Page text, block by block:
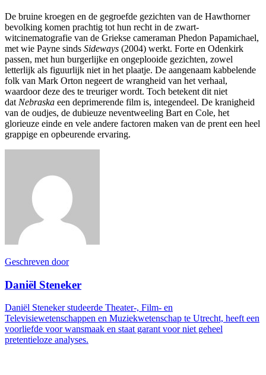
De bruine kroegen en de gegroefde gezichten van de Hawthorner
bevolking komen prachtig tot hun recht in de zwart-
witcinematografie van de Griekse cameraman Phedon Papamichael,
met wie Payne sinds Sideways (2004) werkt. Forte en Odenkirk
passen, met hun burgerlijke en ongeplooide gezichten, zowel
letterlijk als figuurlijk niet in het plaatje. De aangenaam kabbelende
folk van Mark Orton negeert de wrangheid van het verhaal,
waardoor deze des te treuriger wordt. Toch betekent dit niet
dat Nebraska een deprimerende film is, integendeel. De kranigheid
van de oudjes, de dubieuze neventweeling Bart en Cole, het
glorieuze einde en vele andere factoren maken van de prent een heel
grappige en opbeurende ervaring.
Geschreven door
Daniël Steneker
Daniël Steneker studeerde Theater-, Film- en
Televisiewetenschappen en Muziekwetenschap te Utrecht, heeft een
voorliefde voor wansmaak en staat garant voor niet geheel
pretentieloze analyses.